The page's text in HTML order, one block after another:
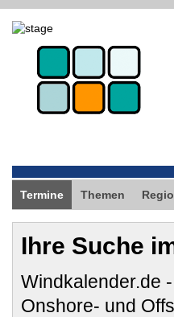
Termine Themen
Ihre Suche
Windkalender.de
Onshore- und